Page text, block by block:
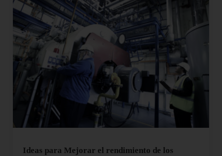
Ideas para Mejorar el rendimiento de los